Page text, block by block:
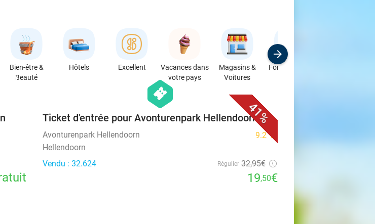
Bien-être &
Beauté
Hôtels Excellent
Vacances dans
votre pays
Magasins &
Voitures
Formations &
favorite_border
41%
hexagon
events
Ticket d'entrée pour Avonturenpark Hellendoorn
Avonturenpark Hellendoorn 9.2star
Hellendoorn
Vendu : 32.624
Régulier 32,95€
19,50€